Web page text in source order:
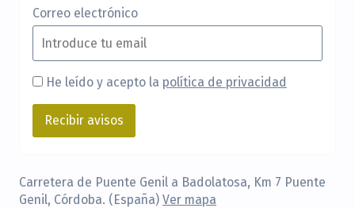
Correo electrónico
He leído y acepto la política de privacidad
Carretera de Puente Genil a Badolatosa, Km 7 Puente
Genil, Córdoba. (España)Ver mapa